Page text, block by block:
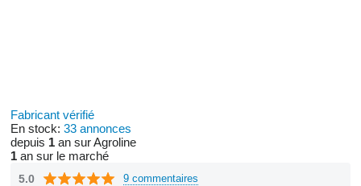
Fabricant vérifié
En stock: 33 annonces
depuis 1 an sur Agroline
1 an sur le marché
5.0 9 commentaires